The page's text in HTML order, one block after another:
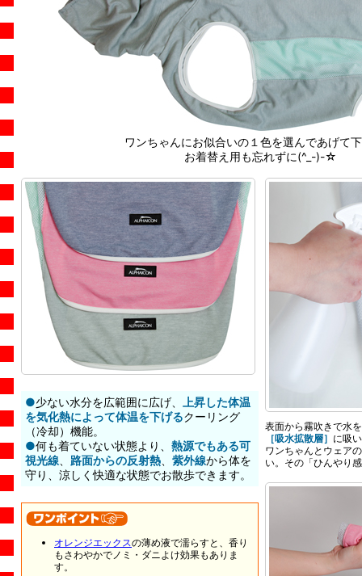
ワンちゃんにお似合いの１色を選んであげて
お着替え用も忘れずに(^_-)-☆
●少ない水分を広範囲に広げ、
上昇した体温
を気化熱によって体温を下げるクーリング
（冷却）機能。
●何も着ていない状態より、 熱源でもある可
視光線
路面からの反射熱 紫外線から体を
守り、涼しく快適な状態でお散歩できます。
オレンジエックスの薄め液で濡らすと、香り
もさわやかでノミ・ダニよけ効果もありま
す。
表面から霧吹きで水
［吸水拡散層］ に吸
ワンちゃんとウェア
い。その「ひんやり